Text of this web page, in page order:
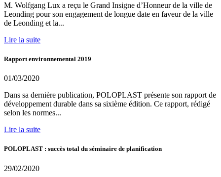
M. Wolfgang Lux a reçu le Grand Insigne d’Honneur de la ville de
Leonding pour son engagement de longue date en faveur de la ville
de Leonding et la...
Lire la suite
Rapport environnemental 2019
01/03/2020
Dans sa dernière publication, POLOPLAST présente son rapport de
développement durable dans sa sixième édition. Ce rapport, rédigé
selon les normes...
Lire la suite
POLOPLAST : succès total du séminaire de planification
29/02/2020